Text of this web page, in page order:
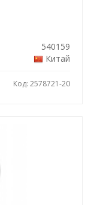
540159
Китай
Код: 2578721-20